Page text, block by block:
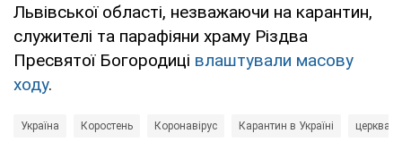
Львівської області, незважаючи на карантин,
служителі та парафіяни храму Різдва
Пресвятої Богородиці влаштували масову
ходу.
Україна Коростень Коронавірус Карантин в Україні церква